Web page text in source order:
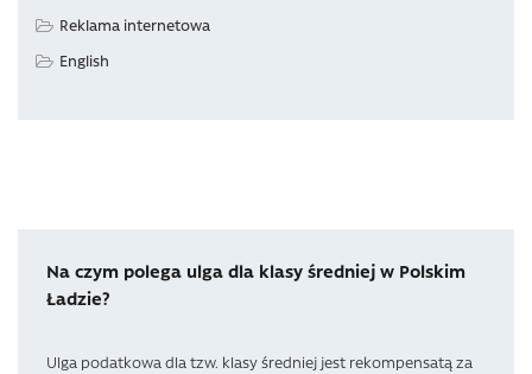
Reklama internetowa
English
Na czym polega ulga dla klasy średniej w Polskim
Ładzie?
Ulga podatkowa dla tzw. klasy średniej jest rekompensatą za